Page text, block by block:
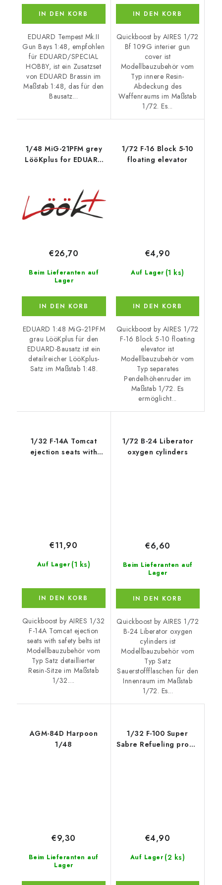
IN DEN KORB
EDUARD Tempest Mk.II
Gun Bays 1:48, empfohlen
für EDUARD/SPECIAL
HOBBY, ist ein Zusatzset
von EDUARD Brassin im
Maßstab 1:48, das für den
Bausatz...
IN DEN KORB
Quickboost by AIRES 1/72
Bf 109G interier gun
cover ist
Modellbauzubehör vom
Typ innere Resin-
Abdeckung des
Waffenraums im Maßstab
1/72. Es...
1/48 MiG-21PFM grey
LööKplus for EDUARD
Beim Lieferanten auf
Lager
€26,70
IN DEN KORB
EDUARD 1:48 MiG-21PFM
grau LööKplus für den
EDUARD-Bausatz ist ein
detailreicher LööKplus-
Satz im Maßstab 1:48.
1/72 F-16 Block 5-10
floating elevator
Auf Lager (1 ks)
€4,90
IN DEN KORB
Quickboost by AIRES 1/72
F-16 Block 5-10 floating
elevator ist
Modellbauzubehör vom
Typ separates
Pendelhöhenruder im
Maßstab 1/72. Es
ermöglicht...
1/32 F-14A Tomcat
ejection seats with
Auf Lager (1 ks)
€11,90
IN DEN KORB
Quickboost by AIRES 1/32
F-14A Tomcat ejection
seats with safety belts ist
Modellbauzubehör vom
Typ Satz detaillierter
Resin-Sitze im Maßstab
1/32....
1/72 B-24 Liberator
oxygen cylinders
Beim Lieferanten auf
Lager
€6,60
IN DEN KORB
Quickboost by AIRES 1/72
B-24 Liberator oxygen
cylinders ist
Modellbauzubehör vom
Typ Satz
Sauerstoffflaschen für den
Innenraum im Maßstab
1/72. Es...
AGM-84D Harpoon
1/48
Beim Lieferanten auf
Lager
€9,30
1/32 F-100 Super
Sabre Refueling probe
Auf Lager (2 ks)
€4,90